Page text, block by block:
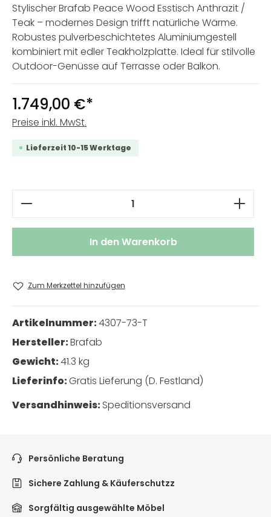
Stylischer Brafab Peace Wood Esstisch Anthrazit /
Teak – modernes Design trifft natürliche Wärme.
Robustes pulverbeschichtetes Aluminiumgestell
kombiniert mit edler Teakholzplatte. Ideal für stilvolle
Outdoor-Genüsse auf Terrasse oder Balkon.
1.749,00 €*
Preise inkl. MwSt.
Lieferzeit 10-15 Werktage
Produkt Anzahl: Gib den
In den Warenkorb
Zum Merkzettel hinzufügen
Artikelnummer:4307-73-T
Hersteller:Brafab
Gewicht:41.3 kg
Lieferinfo:Gratis Lieferung (D. Festland)
Versandhinweis:Speditionsversand
Persönliche Beratung
Sichere Zahlung & Käuferschutzz
Sorgfältig ausgewählte Möbel